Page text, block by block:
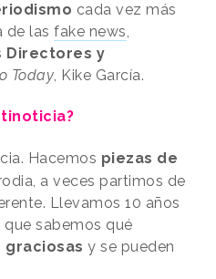
cada vez más
de las fake news,
Directores y
Today, Kike García.
Hacemos piezas de
a veces partimos de
Llevamos 10 años
sabemos qué
graciosas y se pueden